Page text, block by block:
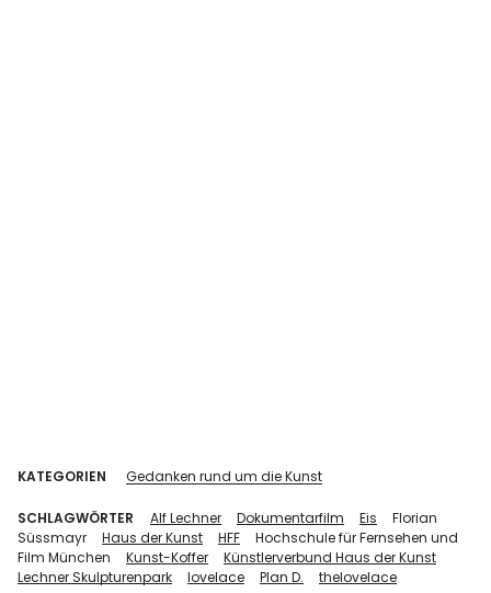
KATEGORIEN Gedanken rund um die Kunst
SCHLAGWÖRTER Alf Lechner Dokumentarfilm Eis
Florian
Süssmayr
Haus der Kunst HFF
Hochschule für Fernsehen und
Film München
Kunst-Koffer
Künstlerverbund Haus der Kunst
Lechner Skulpturenpark
lovelace Plan D. thelovelace